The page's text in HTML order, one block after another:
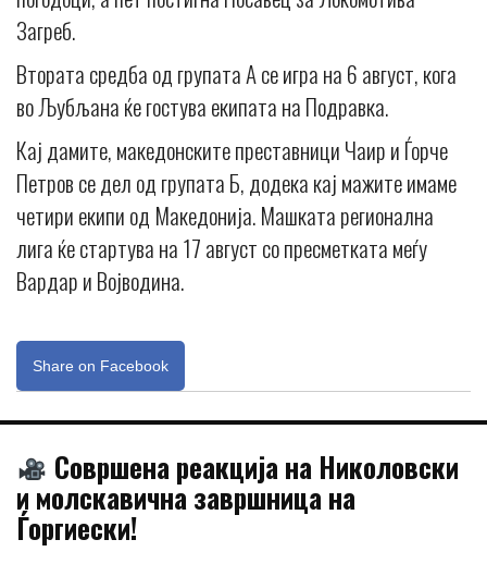
Загреб.
Втората средба од групата А се игра на 6 август, кога
во Љубљана ќе гостува екипата на Подравка.
Кај дамите, македонските преставници Чаир и Ѓорче
Петров се дел од групата Б, додека кај мажите имаме
четири екипи од Македонија. Машката регионална
лига ќе стартува на 17 август со пресметката меѓу
Вардар и Војводина.
Share on Facebook
Совршена реакција на Николовски
и молскавична завршница на
Ѓоргиески!